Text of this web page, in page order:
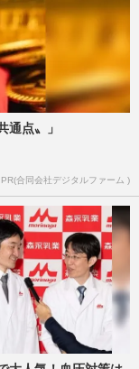
通点〟」
PR(合同会社デジタルファーム )